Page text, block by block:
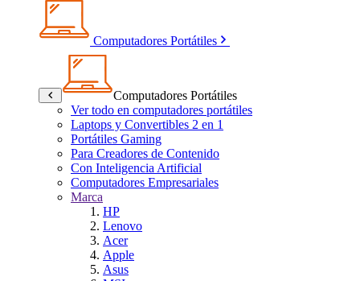
Computadores Portátiles
Computadores Portátiles
Ver todo en computadores portátiles
Laptops y Convertibles 2 en 1
Portátiles Gaming
Para Creadores de Contenido
Con Inteligencia Artificial
Computadores Empresariales
Marca
HP
Lenovo
Acer
Apple
Asus